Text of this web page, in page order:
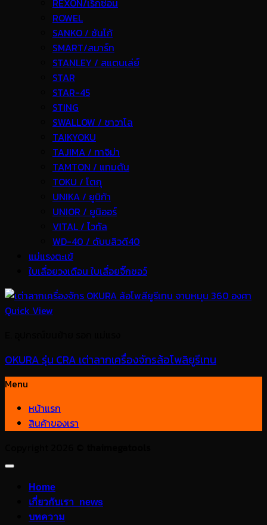
REXON/เร็กซ่อน
ROWEL
SANKO / ซันโก้
SMART/สมาร์ท
STANLEY / สแตนเล่ย์
STAR
STAR-45
STING
SWALLOW / ซาวาโล
TAIKYOKU
TAJIMA / ทาจิม่า
TAMTON / แทมตัน
TOKU / โตกุ
UNIKA / ยูนิก้า
UNIOR / ยูนิออร์
VITAL / ไวทัล
WD-40 / ดับบลิวดี40
แม่แรงตะเข้
ใบเลื่อยวงเดือน ใบเลื่อยจิ๊กซอว์
Quick View
OKURA รุ่น CRA เต่าลากเครื่องจักรล้อโพลิยูรีเทน
Menu
หน้าแรก
สินค้าของเรา
Home
เกี่ยวกับเรา_news
บทความ